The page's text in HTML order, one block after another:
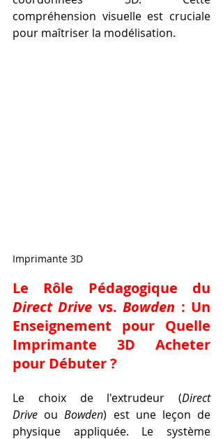
compréhension visuelle est cruciale
pour maîtriser la modélisation.
Imprimante 3D
Direct Drive vs. Bowden : Un
Enseignement pour Quelle
Imprimante 3D Acheter
pour Débuter ?
Le choix de l'extrudeur (Direct
Drive ou Bowden) est une leçon de